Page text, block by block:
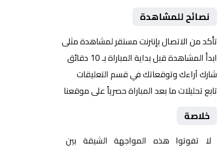
نصائح للمشاهدة
تأكد من الاتصال بإنترنت مستقر لمشاهدة مثلى
ابدأ المشاهدة قبل بداية المباراة بـ 10 دقائق
شارك آراءك وتوقعاتك في قسم التعليقات
تابع تحليلات ما بعد المباراة حصرياً على موقعنا
خلاصة
لا تفوتوا هذه المواجهة الشيقة بين